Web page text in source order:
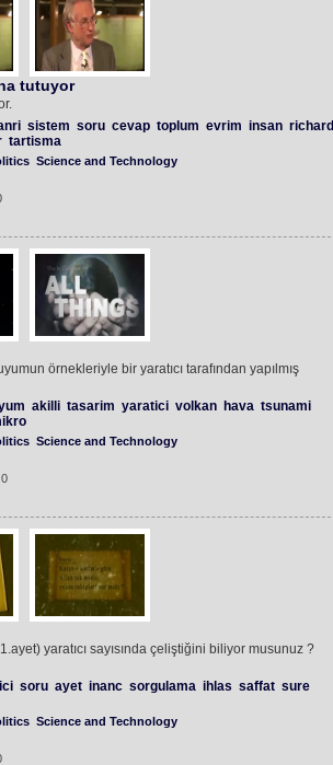
tutuyor
sistem soru cevap toplum evrim insan richard
tartisma
Science and Technology
örnekleriyle bir yaratıcı tarafından yapılmış
akilli tasarim yaratici volkan hava tsunami
Science and Technology
yaratıcı sayısında çeliştiğini biliyor musunuz ?
soru ayet inanc sorgulama ihlas saffat sure
Science and Technology